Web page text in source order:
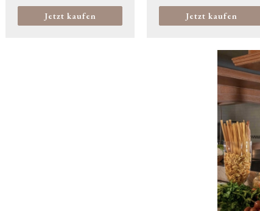
Jetzt kaufen Jetzt kaufen
Bild